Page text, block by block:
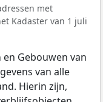
met
Kadaster van 1 juli
en Gebouwen van
van alle
Hierin zijn,